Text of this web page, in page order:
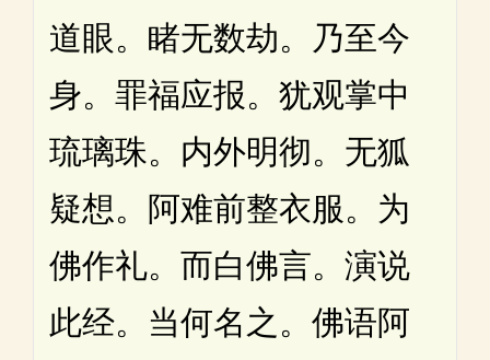
道眼。睹无数劫。乃至今
身。罪福应报。犹观掌中
琉璃珠。内外明彻。无狐
疑想。阿难前整衣服。为
佛作礼。而白佛言。演说
此经。当何名之。佛语阿